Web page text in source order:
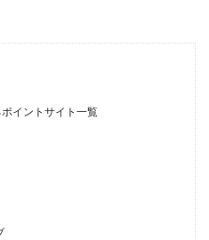
イントサイト一覧